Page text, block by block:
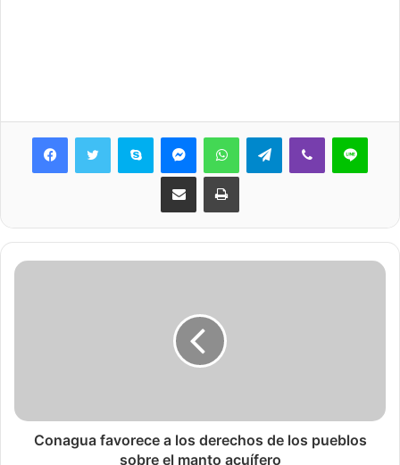
Skype MessengerWhatsAppTelegramViber Line
Share via Email Print
Conagua favorece a los derechos de los pueblos
sobre el manto acuífero